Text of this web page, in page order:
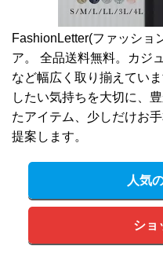
FashionLetter(ファッショ
ア。 全品送料無料。カジ
など幅広く取り揃えてい
したい気持ちを大切に、
たアイテム、少しだけお
提案します。
人気
ショ